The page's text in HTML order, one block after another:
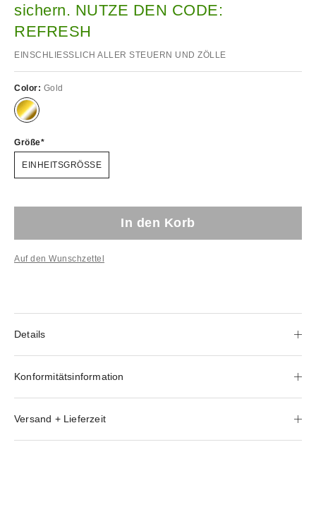
sichern. NUTZE DEN CODE:
REFRESH
EINSCHLIESSLICH ALLER STEUERN UND ZÖLLE
Color: Gold
Größe
EINHEITSGRÖSSE
In den Korb
Auf den Wunschzettel
Details
Konformitätsinformation
Versand + Lieferzeit